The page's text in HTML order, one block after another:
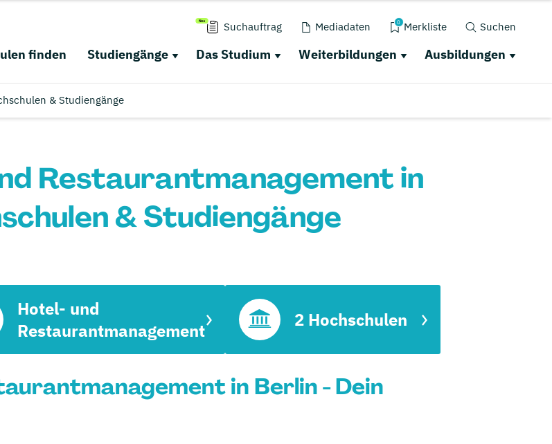
Suchauftrag Mediadaten 0 Merkliste Suchen
finden Studiengänge Das Studium Weiterbildungen Ausbildungen
& Studiengänge
Restaurantmanagement in
& Studiengänge
Hotel- und
Restaurantmanagement
2 Hochschulen
in Berlin - Dein